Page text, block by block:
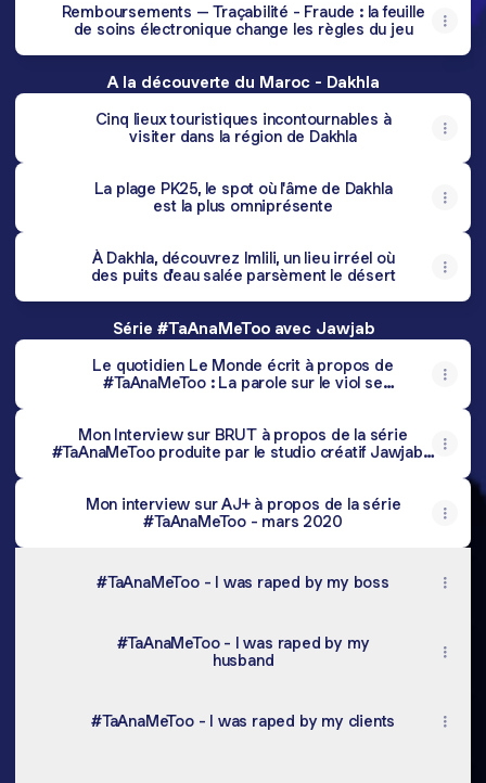
Remboursements – Traçabilité - Fraude : la feuille
de soins électronique change les règles du jeu
A la découverte du Maroc - Dakhla
Cinq lieux touristiques incontournables à
visiter dans la région de Dakhla
La plage PK25, le spot où l'âme de Dakhla
est la plus omniprésente
À Dakhla, découvrez Imlili, un lieu irréel où
des puits d'eau salée parsèment le désert
Série #TaAnaMeToo avec Jawjab
Le quotidien Le Monde écrit à propos de
#TaAnaMeToo : La parole sur le viol se
Mon Interview sur BRUT à propos de la série
#TaAnaMeToo produite par le studio créatif Jawjab -
Mon interview sur AJ+ à propos de la série
#TaAnaMeToo - mars 2020
#TaAnaMeToo - I was raped by my boss
#TaAnaMeToo - I was raped by my
husband
#TaAnaMeToo - I was raped by my clients